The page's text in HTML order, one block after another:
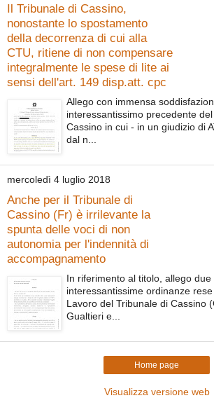
Il Tribunale di Cassino,
nonostante lo spostamento
della decorrenza di cui alla
CTU, ritiene di non compensare
integralmente le spese di lite ai
sensi dell'art. 149 disp.att. cpc
Allego con immensa
interessantissimo precedente
Cassino in cui - in un giudizio di
dal n...
mercoledì 4 luglio 2018
Anche per il Tribunale di
Cassino (Fr) è irrilevante la
spunta delle voci di non
autonomia per l'indennità di
accompagnamento
In riferimento al titolo, allego due
interessantissime ordinanze
Lavoro del Tribunale di Cassino
Gualtieri e...
Home page
Visualizza versione web